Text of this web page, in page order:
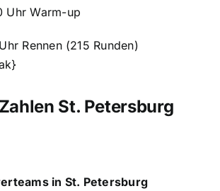
Uhr Warm-up
Rennen (215 Runden)
St. Petersburg
in St. Petersburg